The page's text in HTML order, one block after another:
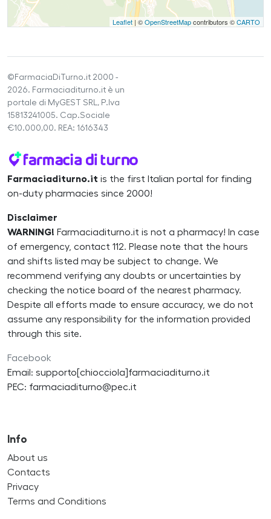
Leaflet | ©OpenStreetMapcontributors ©CARTO
©FarmaciaDiTurno.it 2000 -
2026. Farmaciaditurno.it è un
portale di MyGEST SRL, P.Iva
15813241005. Cap.Sociale
€10.000,00. REA: 1616343
Farmaciaditurno.it is the first Italian portal for finding
on-duty pharmacies since 2000!
Disclaimer
WARNING! Farmaciaditurno.it is not a pharmacy! In case
of emergency, contact 112. Please note that the hours
and shifts listed may be subject to change. We
recommend verifying any doubts or uncertainties by
checking the notice board of the nearest pharmacy.
Despite all efforts made to ensure accuracy, we do not
assume any responsibility for the information provided
through this site.
Facebook
Email: supporto[chiocciola]farmaciaditurno.it
PEC: farmaciaditurno@pec.it
Info
About us
Contacts
Privacy
Terms and Conditions